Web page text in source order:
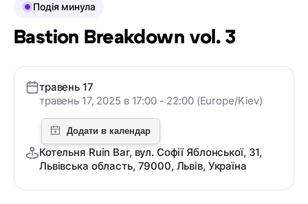
Подія минула
Bastion Breakdown vol. 3
травень 17
травень 17, 2025 в 17:00 - 22:00 (Europe/Kiev)
Котельня Ruin Bar, вул. Софії Яблонської, 31,
Львівська область, 79000, Львів, Україна